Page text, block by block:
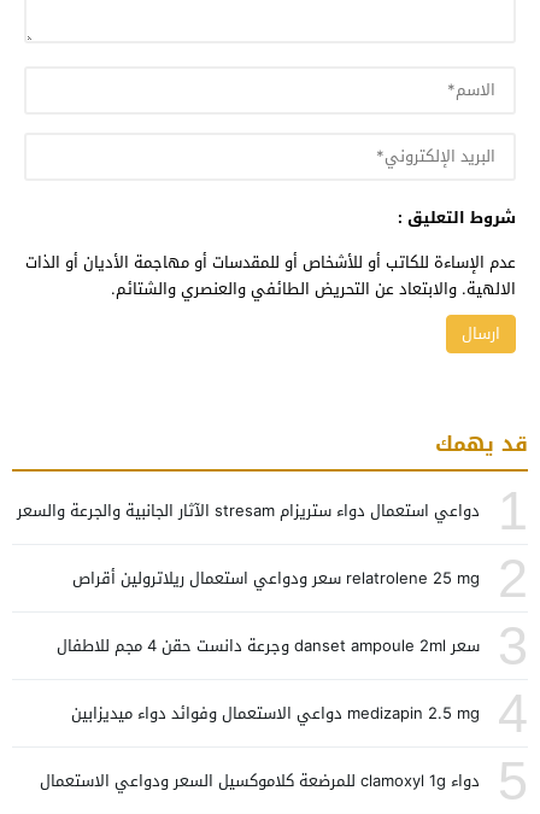
شروط التعليق :
عدم الإساءة للكاتب أو للأشخاص أو للمقدسات أو مهاجمة الأديان أو الذات
الالهية. والابتعاد عن التحريض الطائفي والعنصري والشتائم.
قد يهمك
1 دواعي استعمال دواء ستريزام stresam الآثار الجانبية والجرعة والسعر
2 relatrolene 25 mg سعر ودواعي استعمال ريلاترولين أقراص
3 سعر danset ampoule 2ml وجرعة دانست حقن 4 مجم للاطفال
4 medizapin 2.5 mg دواعي الاستعمال وفوائد دواء ميديزابين
5 دواء clamoxyl 1g للمرضعة كلاموكسيل السعر ودواعي الاستعمال